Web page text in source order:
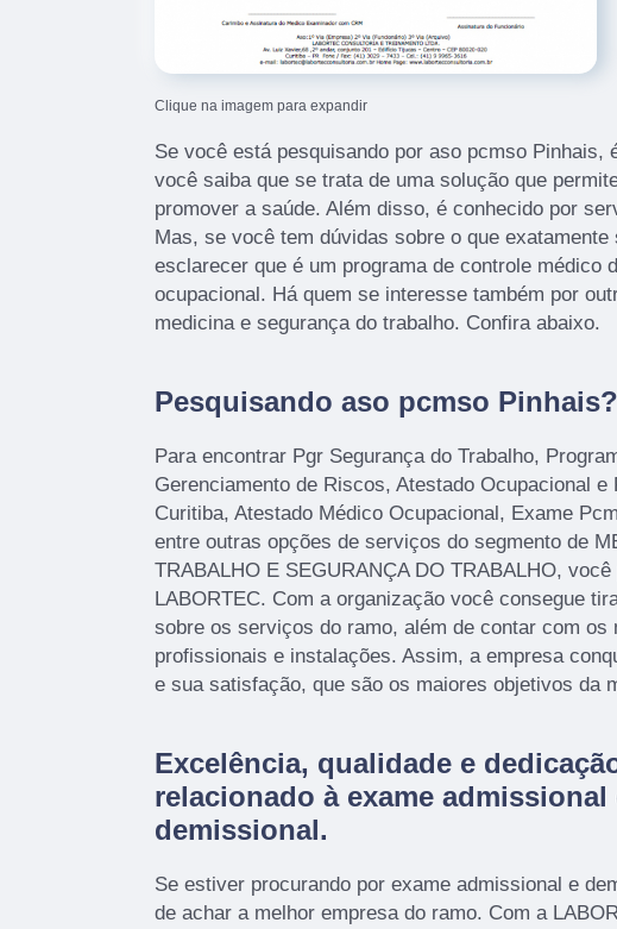
Clique na imagem para expandir
Se você está pesquisando por aso pcmso Pinhais,
você saiba que se trata de uma solução que
promover a saúde. Além disso, é conhecido por
Mas, se você tem dúvidas sobre o que
esclarecer que é um programa de controle médico
ocupacional. Há quem se interesse também por
medicina e segurança do trabalho. Confira abaixo.
Pesquisando aso pcmso Pinhais?
Para encontrar Pgr Segurança do Trabalho,
Gerenciamento de Riscos, Atestado Ocupacional e
Curitiba, Atestado Médico Ocupacional, Exame
entre outras opções de serviços do segmento de
TRABALHO E SEGURANÇA DO TRABALHO,
LABORTEC. Com a organização você consegue
sobre os serviços do ramo, além de contar com os
profissionais e instalações. Assim, a empresa
e sua satisfação, que são os maiores objetivos da
Excelência, qualidade e
relacionado à exame admissional
demissional.
Se estiver procurando por exame admissional e
de achar a melhor empresa do ramo. Com a